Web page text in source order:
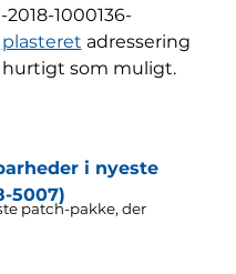
1000136-
plasteret adressering
hurtigt som muligt.
i nyeste
5007)
patch-pakke, der